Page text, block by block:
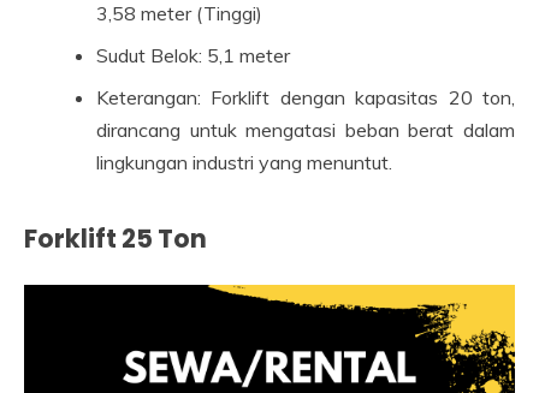
3,58 meter (Tinggi)
Sudut Belok: 5,1 meter
Keterangan: Forklift dengan kapasitas 20 ton,
dirancang untuk mengatasi beban berat dalam
lingkungan industri yang menuntut.
Forklift 25 Ton